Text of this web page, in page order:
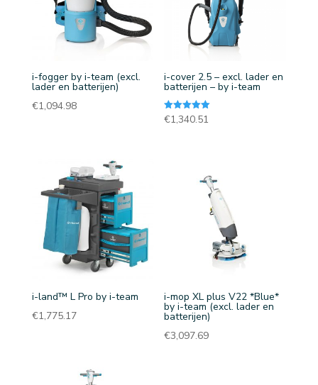
i-fogger by i-team (excl.
lader en batterijen)
€1,094.98
i-cover 2.5 – excl. lader en
batterijen – by i-team
Gewaardeerd
5.00
€1,340.51
i-land™ L Pro by i-team
€1,775.17
i-mop XL plus V22 *Blue*
by i-team (excl. lader en
batterijen)
€3,097.69